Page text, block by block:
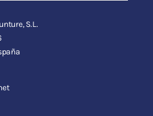
S.L.